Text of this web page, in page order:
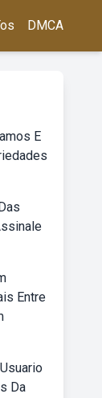
DMCA
E
Entre
Da